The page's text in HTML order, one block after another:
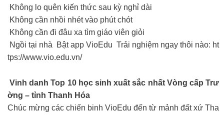
Không lo quên kiến thức sau kỳ nghỉ dài
Không cần nhồi nhét vào phút chót
Không cần đi đâu xa tìm giáo viên giỏi
Ngồi tại nhà Bật app VioEdu Trải nghiệm ngay thôi nào: ht
tps://www.vio.edu.vn/
Vinh danh Top 10 học sinh xuất sắc nhất Vòng cấp Trư
ờng – tỉnh Thanh Hóa
Chúc mừng các chiến binh VioEdu đến từ mảnh đất xứ Tha